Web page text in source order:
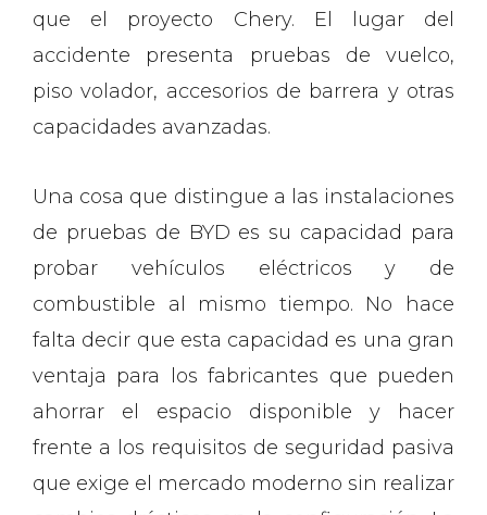
que el proyecto Chery. El lugar del
accidente presenta pruebas de vuelco,
piso volador, accesorios de barrera y otras
capacidades avanzadas.
Una cosa que distingue a las instalaciones
de pruebas de BYD es su capacidad para
probar vehículos eléctricos y de
combustible al mismo tiempo. No hace
falta decir que esta capacidad es una gran
ventaja para los fabricantes que pueden
ahorrar el espacio disponible y hacer
frente a los requisitos de seguridad pasiva
que exige el mercado moderno sin realizar